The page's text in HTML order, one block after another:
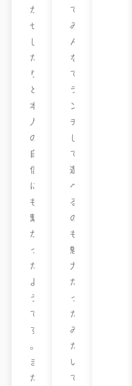
か
せ
し
た
り
と
本
人
の
自
信
に
も
繋
が
っ
た
よ
う
で
す
。
ま
た
で
み
ん
な
で
ラ
ン
チ
し
て
遊
べ
る
の
も
魅
力
だ
っ
た
み
た
い
で